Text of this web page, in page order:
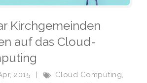
Kirchgemeinden
auf das Cloud-
2015 | Cloud Computing,